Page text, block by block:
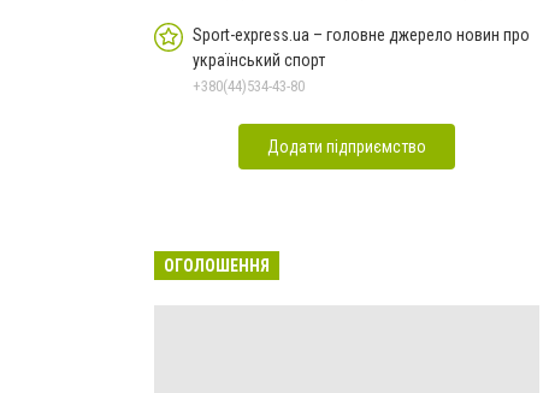
Sport-express.ua – головне джерело новин про
український спорт
+380(44)534-43-80
Додати підприємство
ОГОЛОШЕННЯ